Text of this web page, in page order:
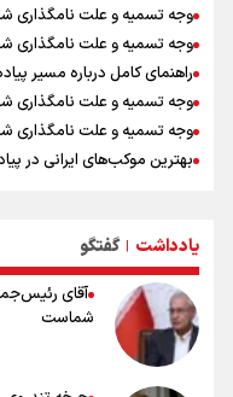
وجه تسمیه و علت نامگذاری
وجه تسمیه و علت نامگذاری
راهنمای کامل درباره مسیر
وجه تسمیه و علت نامگذاری
وجه تسمیه و علت نامگذاری
بهترین موکب‌های ایرانی در پیاده
۲۰ نکته دوستانه درباره پیاده روی اربعین و عراقی ها
یادداشت | گفتگو
آقای
شماست